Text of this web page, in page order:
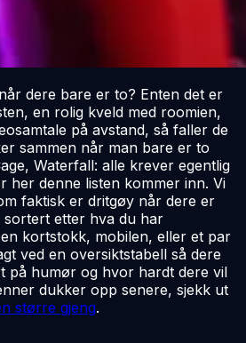
dere bare er to? Enten det er
en rolig kveld med roomien,
på avstand, så faller de
sammen når man bare er to
Waterfall: alle krever egentlig
her denne listen kommer inn. Vi
faktisk er dritgøy når dere er
etter hva du har
kortstokk, mobilen, eller et par
ved en oversiktstabell så dere
på humør og hvor hardt dere vil
dukker opp senere, sjekk ut
større gjeng.